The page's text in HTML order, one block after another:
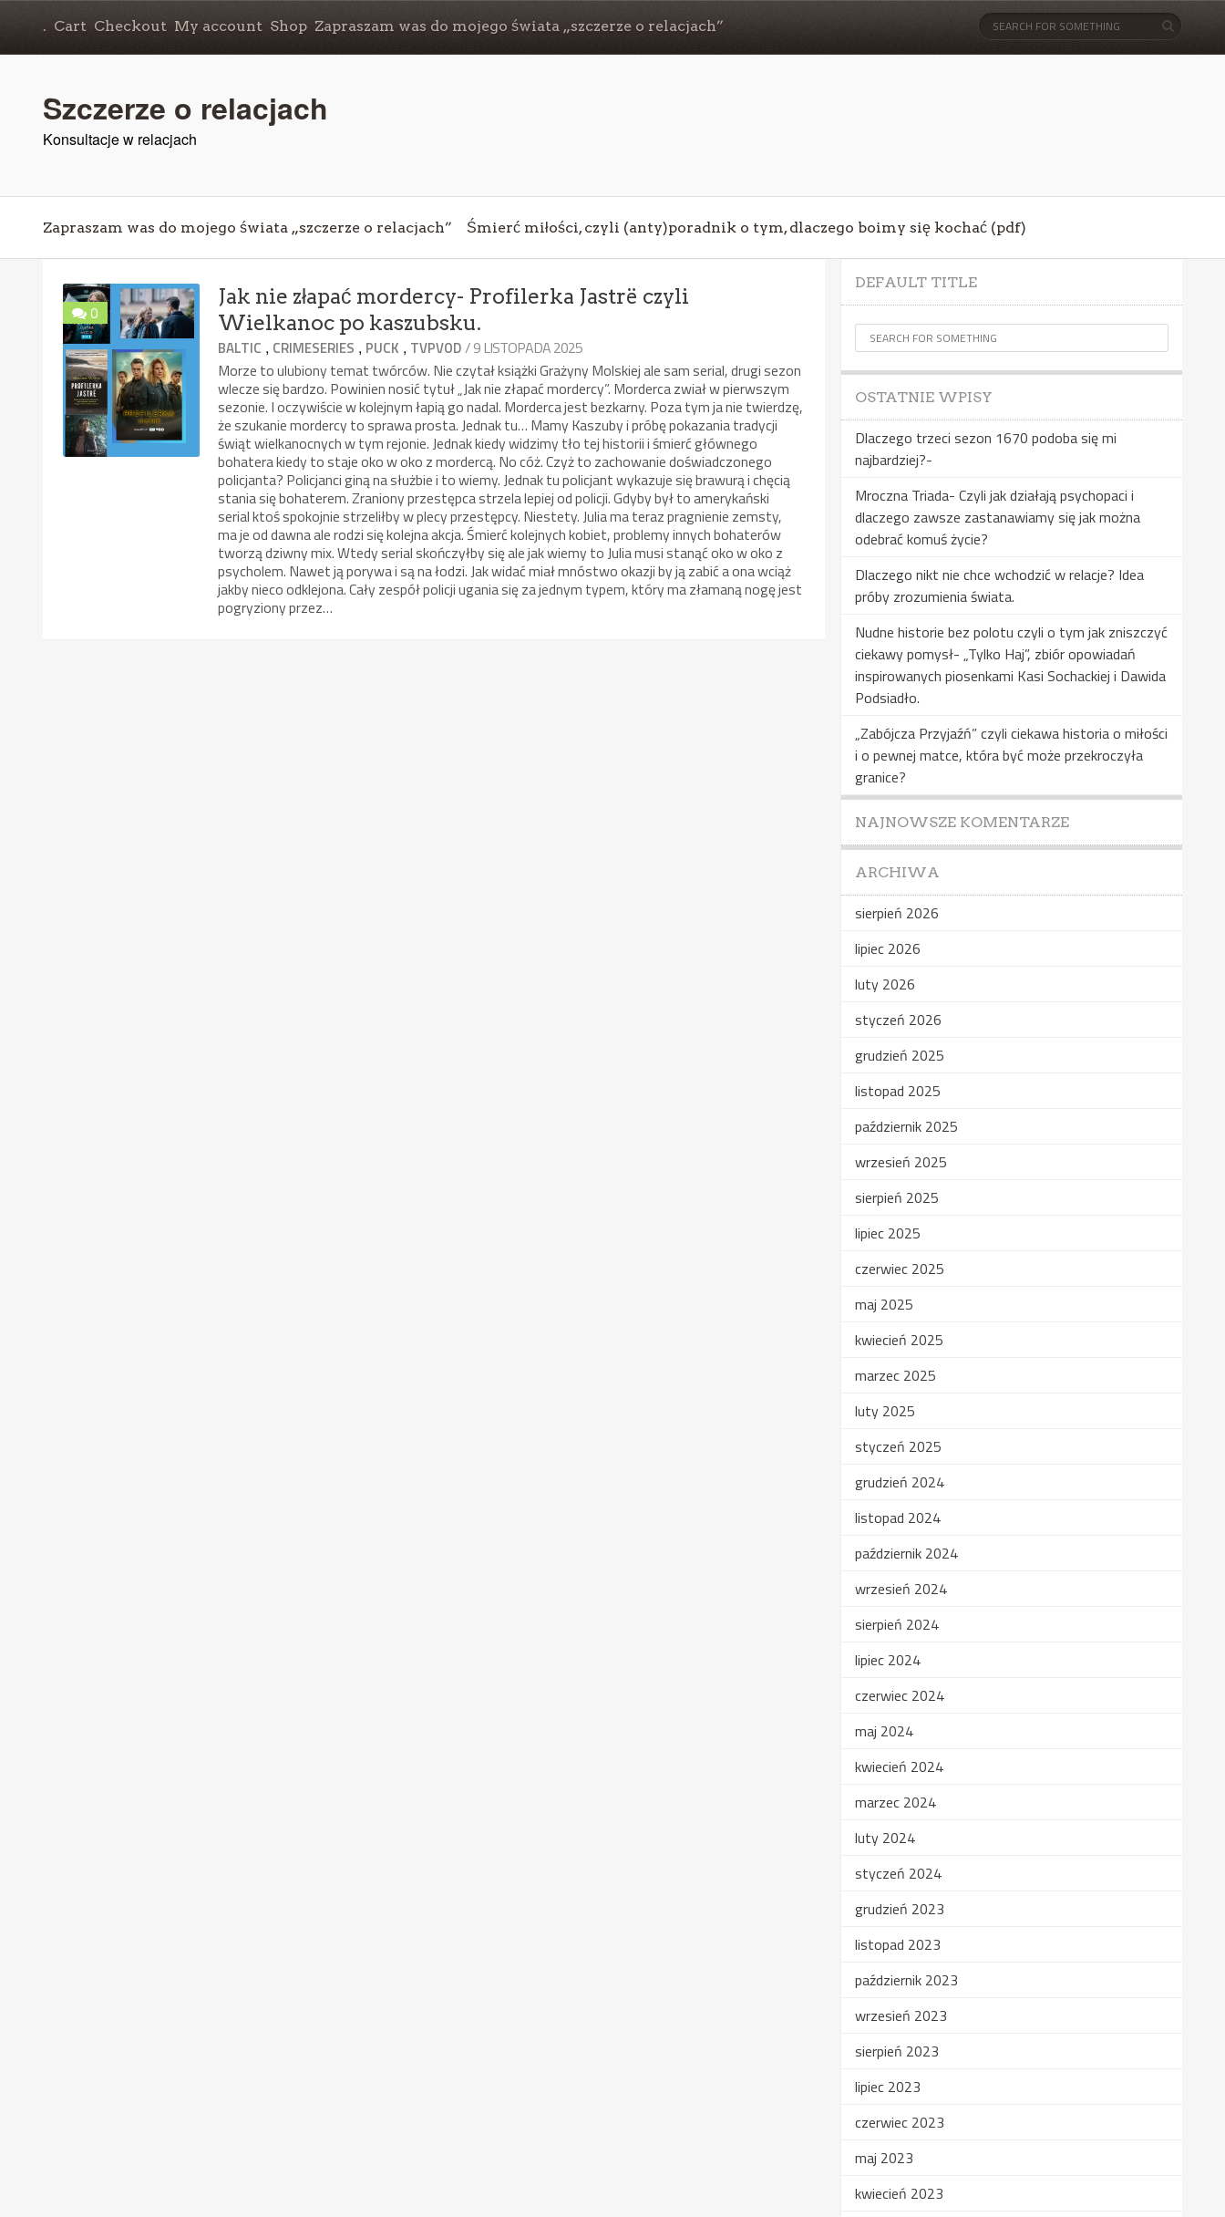
. Cart Checkout My account Shop Zapraszam was do mojego świata „szczerze o relacjach”
Szczerze o relacjach
Konsultacje w relacjach
Zapraszam was do mojego świata „szczerze o relacjach” Śmierć miłości, czyli (anty)poradnik o tym, dlaczego boimy się kochać (pdf)
0
Jak nie złapać mordercy- Profilerka Jastrë czyli
Wielkanoc po kaszubsku.
BALTIC , CRIMESERIES , PUCK , TVPVOD/ 9 LISTOPADA 2025
Morze to ulubiony temat twórców. Nie czytał książki Grażyny Molskiej ale sam serial, drugi sezon
wlecze się bardzo. Powinien nosić tytuł „Jak nie złapać mordercy”. Morderca zwiał w pierwszym
sezonie. I oczywiście w kolejnym łapią go nadal. Morderca jest bezkarny. Poza tym ja nie twierdzę,
że szukanie mordercy to sprawa prosta. Jednak tu… Mamy Kaszuby i próbę pokazania tradycji
świąt wielkanocnych w tym rejonie. Jednak kiedy widzimy tło tej historii i śmierć głównego
bohatera kiedy to staje oko w oko z mordercą. No cóż. Czyż to zachowanie doświadczonego
policjanta? Policjanci giną na służbie i to wiemy. Jednak tu policjant wykazuje się brawurą i chęcią
stania się bohaterem. Zraniony przestępca strzela lepiej od policji. Gdyby był to amerykański
serial ktoś spokojnie strzeliłby w plecy przestępcy. Niestety. Julia ma teraz pragnienie zemsty,
ma je od dawna ale rodzi się kolejna akcja. Śmierć kolejnych kobiet, problemy innych bohaterów
tworzą dziwny mix. Wtedy serial skończyłby się ale jak wiemy to Julia musi stanąć oko w oko z
psycholem. Nawet ją porywa i są na łodzi. Jak widać miał mnóstwo okazji by ją zabić a ona wciąż
jakby nieco odklejona. Cały zespół policji ugania się za jednym typem, który ma złamaną nogę jest
pogryziony przez…
DEFAULT TITLE
OSTATNIE WPISY
Dlaczego trzeci sezon 1670 podoba się mi
najbardziej?-
Mroczna Triada- Czyli jak działają psychopaci i
dlaczego zawsze zastanawiamy się jak można
odebrać komuś życie?
Dlaczego nikt nie chce wchodzić w relacje? Idea
próby zrozumienia świata.
Nudne historie bez polotu czyli o tym jak zniszczyć
ciekawy pomysł- „Tylko Haj”, zbiór opowiadań
inspirowanych piosenkami Kasi Sochackiej i Dawida
Podsiadło.
„Zabójcza Przyjaźń” czyli ciekawa historia o miłości
i o pewnej matce, która być może przekroczyła
granice?
NAJNOWSZE KOMENTARZE
ARCHIWA
sierpień 2026
lipiec 2026
luty 2026
styczeń 2026
grudzień 2025
listopad 2025
październik 2025
wrzesień 2025
sierpień 2025
lipiec 2025
czerwiec 2025
maj 2025
kwiecień 2025
marzec 2025
luty 2025
styczeń 2025
grudzień 2024
listopad 2024
październik 2024
wrzesień 2024
sierpień 2024
lipiec 2024
czerwiec 2024
maj 2024
kwiecień 2024
marzec 2024
luty 2024
styczeń 2024
grudzień 2023
listopad 2023
październik 2023
wrzesień 2023
sierpień 2023
lipiec 2023
czerwiec 2023
maj 2023
kwiecień 2023